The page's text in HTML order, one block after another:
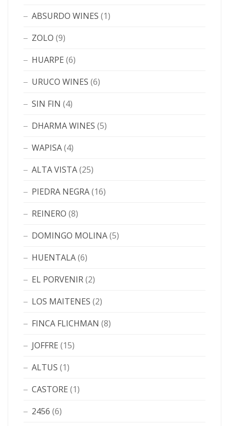
ABSURDO WINES (1)
ZOLO (9)
HUARPE (6)
URUCO WINES (6)
SIN FIN (4)
DHARMA WINES (5)
WAPISA(4)
ALTA VISTA(25)
PIEDRA NEGRA(16)
REINERO (8)
DOMINGO MOLINA(5)
HUENTALA(6)
EL PORVENIR(2)
LOS MAITENES (2)
FINCA FLICHMAN (8)
JOFFRE (15)
ALTUS (1)
CASTORE (1)
2456 (6)